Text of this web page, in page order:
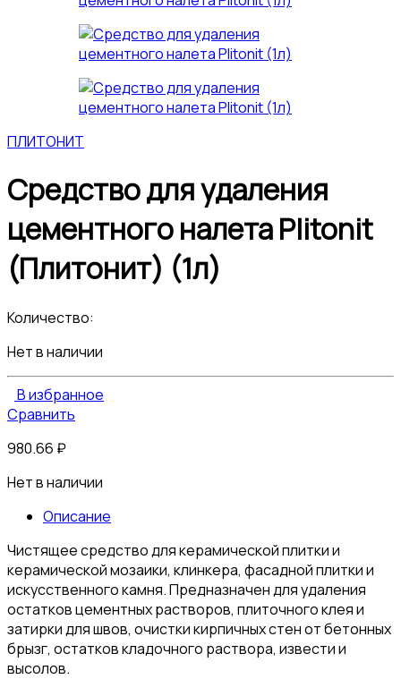
ПЛИТОНИТ
Средство для удаления
цементного налета Plitonit
(Плитонит) (1л)
Количество:
Нет в наличии
В избранное
Сравнить
980.66 ₽
Нет в наличии
Описание
Чистящее средство для керамической плитки и
керамической мозаики, клинкера, фасадной плитки и
искусственного камня. Предназначен для удаления
остатков цементных растворов, плиточного клея и
затирки для швов, очистки кирпичных стен от бетонных
брызг, остатков кладочного раствора, извести и
высолов.